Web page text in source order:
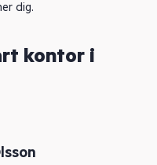
dig.
kontor i